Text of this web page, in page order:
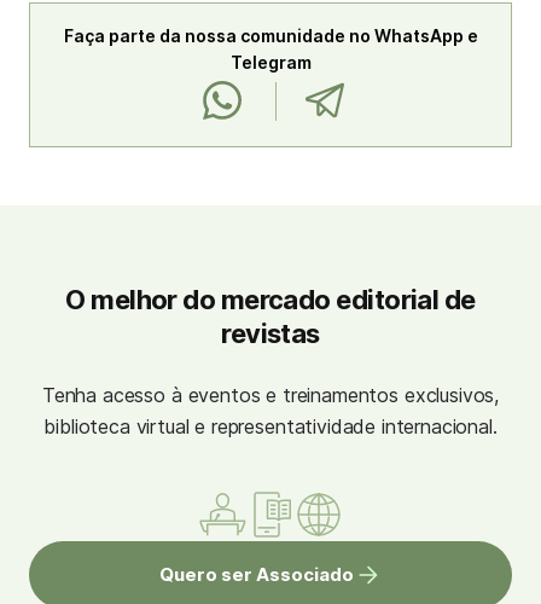
Faça parte da nossa comunidade no WhatsApp e
Telegram
O melhor do mercado editorial de
revistas
Tenha acesso à eventos e treinamentos exclusivos,
biblioteca virtual e representatividade internacional.
Quero ser Associado